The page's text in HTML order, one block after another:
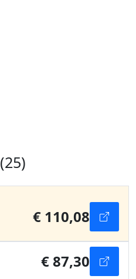
(25)
€ 110,08
€ 87,30